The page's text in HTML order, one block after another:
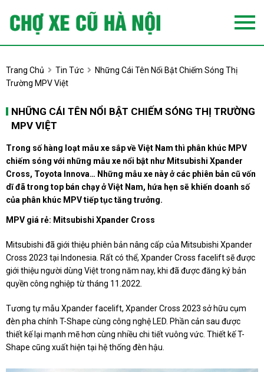
Trang Chủ Tin Tức
Những Cái Tên Nổi Bật Chiếm Sóng Thị
Trường MPV Việt
NHỮNG CÁI TÊN NỔI BẬT CHIẾM SÓNG THỊ TRƯỜNG
MPV VIỆT
Trong số hàng loạt mẫu xe sắp về Việt Nam thì phân khúc MPV
chiếm sóng với những mẫu xe nổi bật như Mitsubishi Xpander
Cross, Toyota Innova… Những mẫu xe này ở các phiên bản cũ vốn
dĩ đã trong top bán chạy ở Việt Nam, hứa hẹn sẽ khiến doanh số
của phân khúc MPV tiếp tục tăng trưởng.
MPV giá rẻ: Mitsubishi Xpander Cross
Mitsubishi đã giới thiệu phiên bản nâng cấp của Mitsubishi Xpander
Cross 2023 tại Indonesia. Rất có thể, Xpander Cross facelift sẽ được
giới thiệu người dùng Việt trong năm nay, khi đã được đăng ký bản
quyền công nghiệp từ tháng 11.2022.
Tương tự mẫu Xpander facelift, Xpander Cross 2023 sở hữu cụm
đèn pha chính T-Shape cùng công nghệ LED. Phần cản sau được
thiết kế lại mạnh mẽ hơn cùng nhiều chi tiết vuông vức. Thiết kế T-
Shape cũng xuất hiện tại hệ thống đèn hậu.